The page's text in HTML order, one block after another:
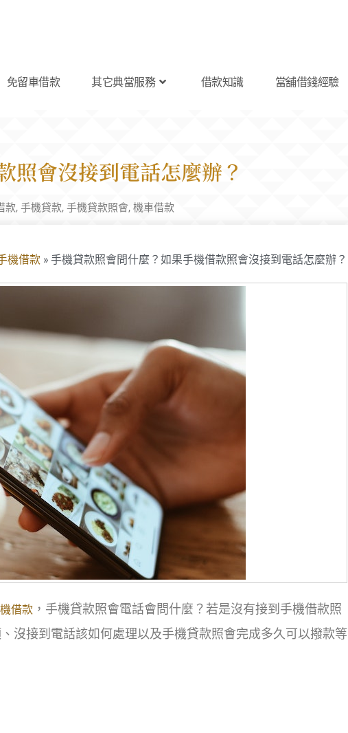
免留車借款 其它典當服務 借款知識 當舖借錢經驗
照會沒接到電話怎麼辦？
款, 手機貸款, 手機貸款照會, 機車借款
機借款 »手機貸款照會問什麼？如果手機借款照會沒接到電話怎麼辦？
借款 ，手機貸款照會電話會問什麼？若是沒有接到手機借款照
沒接到電話該如何處理以及手機貸款照會完成多久可以撥款等